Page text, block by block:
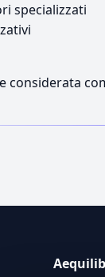
specializzati
considerata